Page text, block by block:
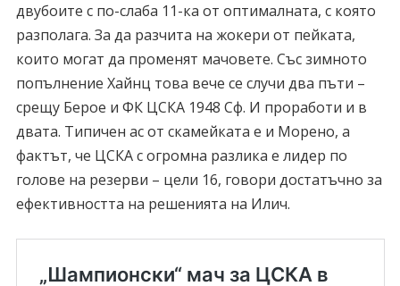
двубоите с по-слаба 11-ка от оптималната, с която
разполага. За да разчита на жокери от пейката,
които могат да променят мачовете. Със зимното
попълнение Хайнц това вече се случи два пъти –
срещу Берое и ФК ЦСКА 1948 Сф. И проработи и в
двата. Типичен ас от скамейката е и Морено, а
фактът, че ЦСКА с огромна разлика е лидер по
голове на резерви – цели 16, говори достатъчно за
ефективността на решенията на Илич.